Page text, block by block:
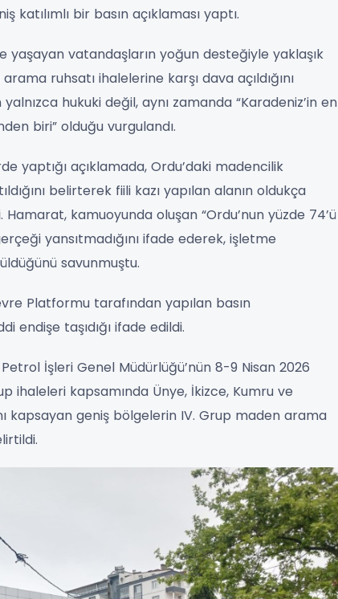
bir basın açıklaması yaptı.
yaşayan vatandaşların yoğun desteğiyle yaklaşık
ruhsatı ihalelerine karşı dava açıldığını
hukuki değil, aynı zamanda “Karadeniz’in en
biri” olduğu vurgulandı.
yaptığı açıklamada, Ordu’daki madencilik
belirterek fiili kazı yapılan alanın oldukça
kamuoyunda oluşan “Ordu’nun yüzde 74’ü
yansıtmadığını ifade ederek, işletme
savunmuştu.
Platformu tarafından yapılan basın
endişe taşıdığı ifade edildi.
İşleri Genel Müdürlüğü’nün 8-9 Nisan 2026
ihaleleri kapsamında Ünye, İkizce, Kumru ve
kapsayan geniş bölgelerin IV. Grup maden arama